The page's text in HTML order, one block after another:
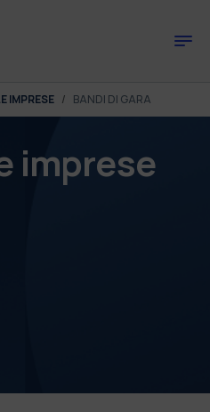
IMPRESE BANDI DI GARA
imprese